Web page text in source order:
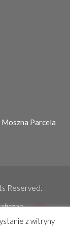
Parcela
Reserved.
z witryny